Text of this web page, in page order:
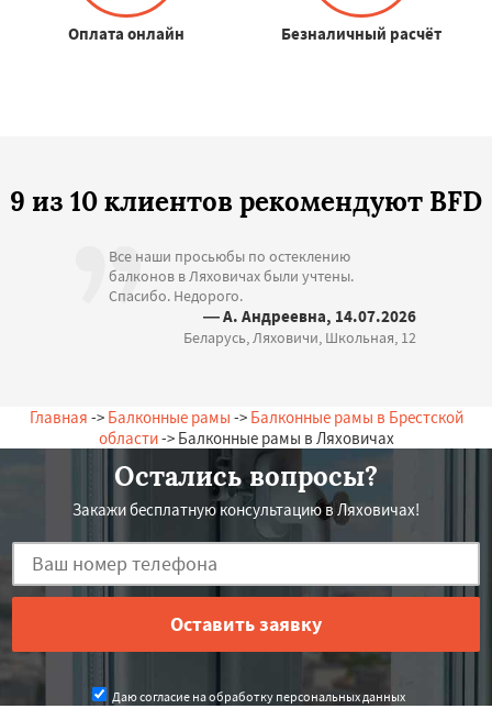
Оплата онлайн Безналичный расчёт
9 из 10 клиентов рекомендуют BFD
Все наши просьюбы по остеклению
балконов в Ляховичах были учтены.
Спасибо. Недорого.
— А. Андреевна, 14.07.2026
Беларусь, Ляховичи, Школьная, 12
Главная -> Балконные рамы -> Балконные рамы в Брестской
области-> Балконные рамы в Ляховичах
Остались вопросы?
Закажи бесплатную консультацию в Ляховичах!
Даю согласие на обработку персональных данных